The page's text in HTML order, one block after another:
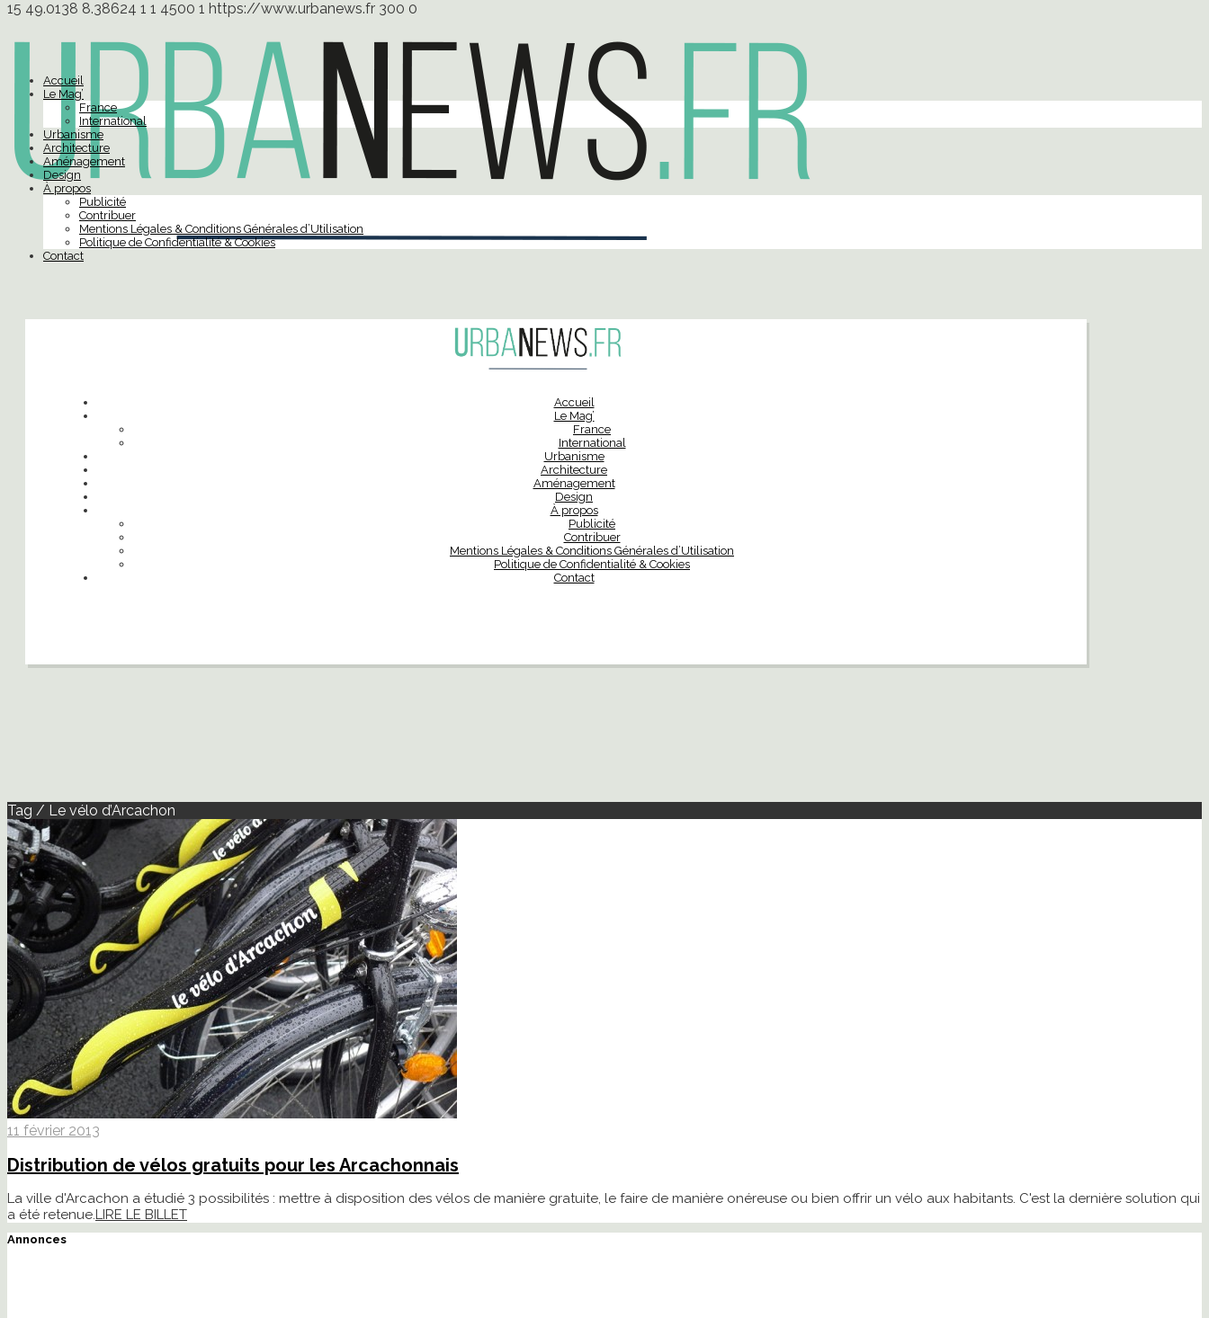
15 49.0138 8.38624 1 1 4500 1 https://www.urbanews.fr 300 0
Accueil
Le Mag’
France
International
Urbanisme
Architecture
Aménagement
Design
À propos
Publicité
Contribuer
Mentions Légales & Conditions Générales d’Utilisation
Politique de Confidentialité & Cookies
Contact
Accueil
Le Mag’
France
International
Urbanisme
Architecture
Aménagement
Design
À propos
Publicité
Contribuer
Mentions Légales & Conditions Générales d’Utilisation
Politique de Confidentialité & Cookies
Contact
Tag / Le vélo d’Arcachon
11 février 2013
Distribution de vélos gratuits pour les Arcachonnais
La ville d'Arcachon a étudié 3 possibilités : mettre à disposition des vélos de manière gratuite, le faire de manière onéreuse ou bien offrir un vélo aux habitants. C'est la dernière solution qui
a été retenue.LIRE LE BILLET
Annonces